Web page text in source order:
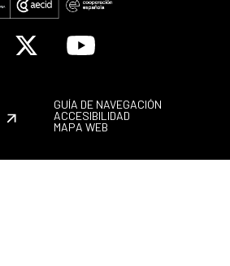
X Youtube
GUÍA DE NAVEGACIÓN
ACCESIBILIDAD
MAPA WEB